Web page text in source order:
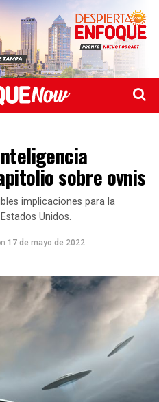
sobre ovnis
implicaciones para la
Unidos.
17 de mayo de 2022